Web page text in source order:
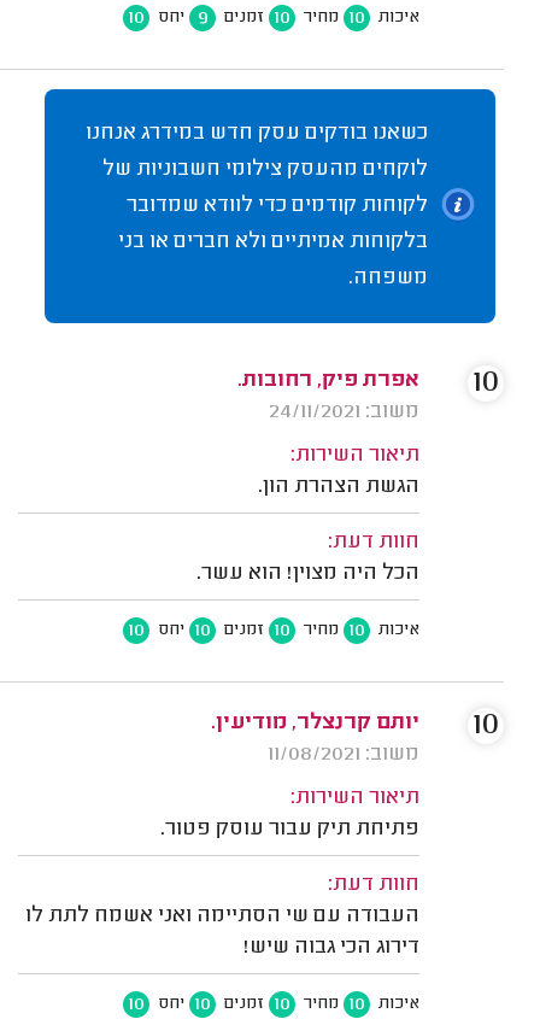
איכות 10 מחיר 10 זמנים 9 יחס 10
כשאנו בודקים עסק חדש במידרג אנחנו
לוקחים מהעסק צילומי חשבוניות של
לקוחות קודמים כדי לוודא שמדובר
בלקוחות אמיתיים ולא חברים או בני
משפחה.
אפרת פיק, רחובות.
משוב: 24/11/2021
תיאור השירות:
הגשת הצהרת הון.
חוות דעת:
הכל היה מצוין! הוא עשר.
איכות 10 מחיר 10 זמנים 10 יחס 10
10
יותם קרנצלר, מודיעין.
משוב: 11/08/2021
תיאור השירות:
פתיחת תיק עבור עוסק פטור.
חוות דעת:
העבודה עם שי הסתיימה ואני אשמח לתת לו
דירוג הכי גבוה שיש!
איכות 10 מחיר 10 זמנים 10 יחס 10
10